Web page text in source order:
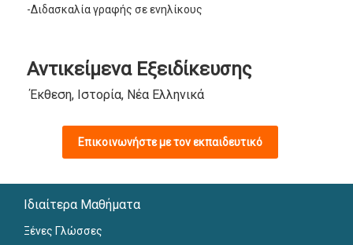
-Διδασκαλία γραφής σε ενηλίκους
Αντικείμενα Εξειδίκευσης
Έκθεση, Ιστορία, Νέα Ελληνικά
Επικοινωνήστε με τον εκπαιδευτικό
Ιδιαίτερα Μαθήματα
Ξένες Γλώσσες